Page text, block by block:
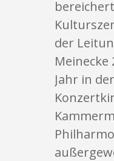
der
Meinecke
Jahr in